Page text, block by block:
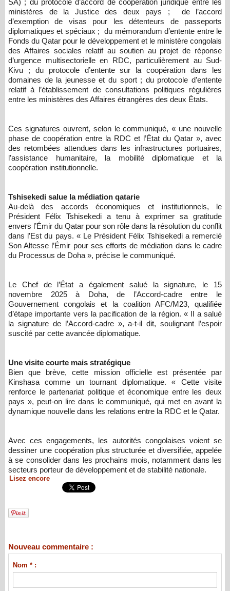
SA) ; du protocole d’accord de coopération juridique entre les
ministères de la Justice des deux pays ; de l’accord
d’exemption de visas pour les détenteurs de passeports
diplomatiques et spéciaux ; du mémorandum d’entente entre le
Fonds du Qatar pour le développement et le ministère congolais
des Affaires sociales relatif au soutien au projet de réponse
d’urgence multisectorielle en RDC, particulièrement au Sud-
Kivu ; du protocole d’entente sur la coopération dans les
domaines de la jeunesse et du sport ; du protocole d’entente
relatif à l’établissement de consultations politiques régulières
entre les ministères des Affaires étrangères des deux États.
Ces signatures ouvrent, selon le communiqué, « une nouvelle
phase de coopération entre la RDC et l’État du Qatar », avec
des retombées attendues dans les infrastructures portuaires,
l’assistance humanitaire, la mobilité diplomatique et la
coopération institutionnelle.
Tshisekedi salue la médiation qatarie
Au-delà des accords économiques et institutionnels, le
Président Félix Tshisekedi a tenu à exprimer sa gratitude
envers l’Émir du Qatar pour son rôle dans la résolution du conflit
dans l’Est du pays. « Le Président Félix Tshisekedi a remercié
Son Altesse l’Émir pour ses efforts de médiation dans le cadre
du Processus de Doha », précise le communiqué.
Le Chef de l’État a également salué la signature, le 15
novembre 2025 à Doha, de l’Accord-cadre entre le
Gouvernement congolais et la coalition AFC/M23, qualifiée
d’étape importante vers la pacification de la région. « Il a salué
la signature de l’Accord-cadre », a-t-il dit, soulignant l’espoir
suscité par cette avancée diplomatique.
Une visite courte mais stratégique
Bien que brève, cette mission officielle est présentée par
Kinshasa comme un tournant diplomatique. « Cette visite
renforce le partenariat politique et économique entre les deux
pays », peut-on lire dans le communiqué, qui met en avant la
dynamique nouvelle dans les relations entre la RDC et le Qatar.
Avec ces engagements, les autorités congolaises voient se
dessiner une coopération plus structurée et diversifiée, appelée
à se consolider dans les prochains mois, notamment dans les
secteurs porteur de développement et de stabilité nationale.
Lisez encore
Nouveau commentaire :
Nom * :